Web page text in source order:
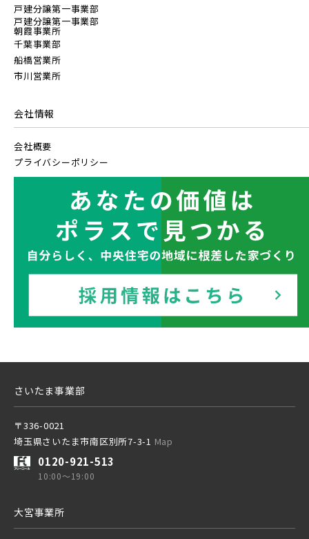
戸建分譲第一事業部
戸建分譲第一事業部
朝霞事業所
千葉事業部
船橋営業所
市川営業所
会社情報
会社概要
プライバシーポリシー
さいたま事業部
〒336-0021
埼玉県さいたま市南区別所7-3-1 Map
0120-921-513
10:00～19:00
大宮事業所